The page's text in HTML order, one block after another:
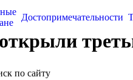
Достопримечательности
по сайту